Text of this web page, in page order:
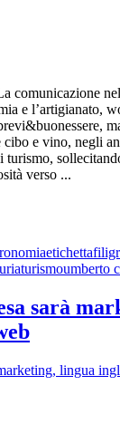
comunicazione
e l’artigianato,
e vino, negli
verso ...
etichetta
turismoumberto
sarà